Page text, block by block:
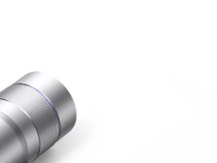
Bahrain(ar) | حدد البلد/المنطقة